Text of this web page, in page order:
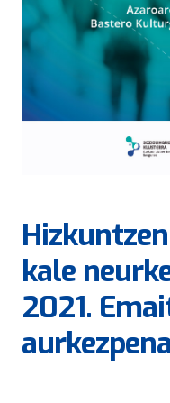
kale
2021.
aurkezpena